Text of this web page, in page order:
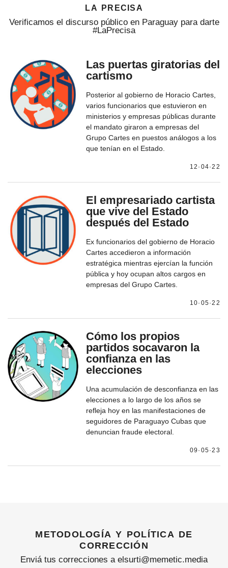
la precisa
Verificamos el discurso público en Paraguay para darte
#LaPrecisa
Las puertas giratorias del
cartismo
Posterior al gobierno de Horacio Cartes,
varios funcionarios que estuvieron en
ministerios y empresas públicas durante
el mandato giraron a empresas del
Grupo Cartes en puestos análogos a los
que tenían en el Estado.
12·04·22
El empresariado cartista
que vive del Estado
después del Estado
Ex funcionarios del gobierno de Horacio
Cartes accedieron a información
estratégica mientras ejercían la función
pública y hoy ocupan altos cargos en
empresas del Grupo Cartes.
10·05·22
Cómo los propios
partidos socavaron la
confianza en las
elecciones
Una acumulación de desconfianza en las
elecciones a lo largo de los años se
refleja hoy en las manifestaciones de
seguidores de Paraguayo Cubas que
denuncian fraude electoral.
09·05·23
metodología y política de
corrección
Enviá tus correcciones a elsurti@memetic.media